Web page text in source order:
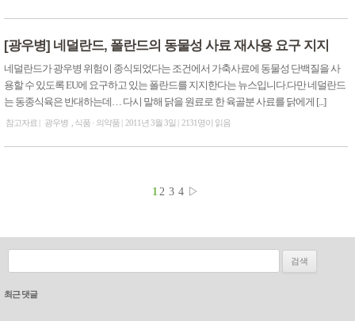
[광우병] 네덜란드, 폴란드의 동물성 사료 재사용 요구 지지
네덜란드가 광우병 위험이 종식되었다는 조건에서 가축사료에 동물성 단백질을 사
용할 수 있도록 EU에 요구하고 있는 폴란드를 지지한다는 뉴스입니다.다만 네덜란드
는 동종식육은 반대하는데… 다시 말해 닭을 원료로 한 육골분 사료를 닭에게 [...]
참고자료 광우병 식품 · 의약품 2011년 3월 3일 2131명이 읽음
1 2 3 4 ▷
최근 댓글